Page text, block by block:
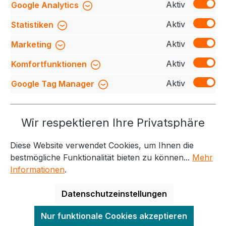
Garderobe. Mit einem klassischen runden Ha…
Mehr
Bewertungen
Service-Hotline
Weitere Themen
Informationen Kontakt
Alle Preise exkl. gesetzl. Mehrwertsteuer zzgl.
Versandkostenund ggf. Nachnahmegebühren, wenn
Google Analytics
Aktiv
Statistiken
Aktiv
Marketing
Aktiv
Komfortfunktionen
Aktiv
Google Tag Manager
Aktiv
Wir respektieren Ihre Privatsphäre
Diese Website verwendet Cookies, um Ihnen die
bestmögliche Funktionalität bieten zu können... Mehr
Informationen.
Datenschutzeinstellungen
Nur funktionale Cookies akzeptieren